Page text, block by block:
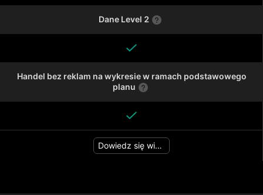
Dane Level 2
Handel bez reklam na wykresie w ramach podstawowego
planu
Dowiedz się więcej